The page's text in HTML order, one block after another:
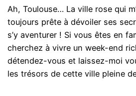
Ah, Toulouse… La ville rose qui
toujours prête à dévoiler ses
s’y aventurer ! Si vous êtes en
cherchez à vivre un week-end
détendez-vous et laissez-moi
les trésors de cette ville pleine